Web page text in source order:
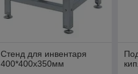
Стенд для инвентаря
400*400x350мм